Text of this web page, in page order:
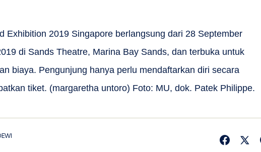
Exhibition 2019 Singapore berlangsung dari 28 September
di Sands Theatre, Marina Bay Sands, dan terbuka untuk
biaya. Pengunjung hanya perlu mendaftarkan diri secara
tiket. (margaretha untoro) Foto: MU, dok. Patek Philippe.